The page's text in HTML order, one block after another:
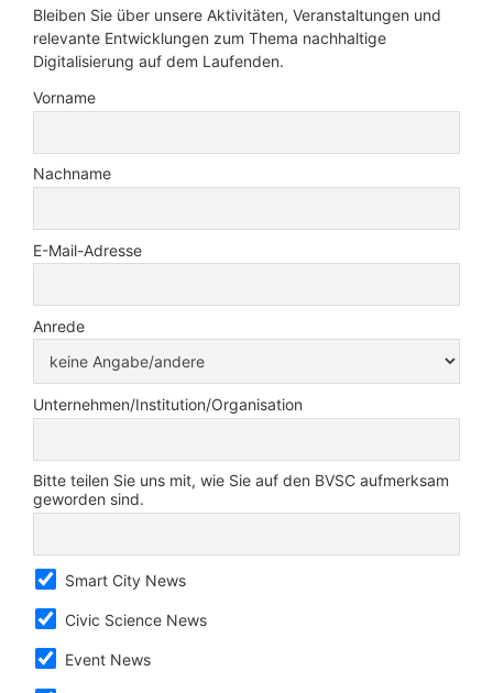
Bleiben Sie über unsere Aktivitäten, Veranstaltungen und
relevante Entwicklungen zum Thema nachhaltige
Digitalisierung auf dem Laufenden.
Vorname
Nachname
E-Mail-Adresse
Anrede
Unternehmen/Institution/Organisation
Bitte teilen Sie uns mit, wie Sie auf den BVSC aufmerksam
geworden sind.
Smart City News
Civic Science News
Event News